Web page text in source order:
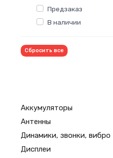
Предзаказ
В наличии
Сбросить все
Аккумуляторы
Антенны
Динамики, звонки, вибро
Дисплеи